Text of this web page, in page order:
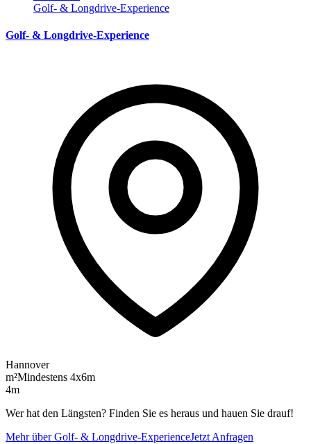
Golf- & Longdrive-Experience
Golf- & Longdrive-Experience
Hannover
m²Mindestens 4x6m
4m
Wer hat den Längsten? Finden Sie es heraus und hauen Sie drauf!
Mehr über Golf- & Longdrive-ExperienceJetzt Anfragen